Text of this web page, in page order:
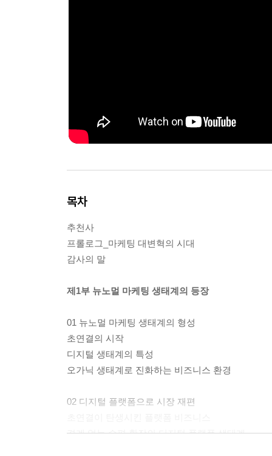
목차
추천사
프롤로그_마케팅 대변혁의 시대
감사의 말
제1부 뉴노멀 마케팅 생태계의 등장
01 뉴노멀 마케팅 생태계의 형성
초연결의 시작
디지털 생태계의 특성
오가닉 생태계로 진화하는 비즈니스 환경
02 디지털 플랫폼으로 시장 재편
경계 없는 수평 확장의 디지털 플랫폼 생태계